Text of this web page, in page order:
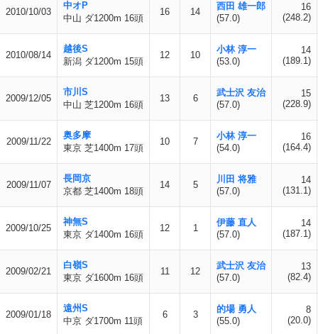
2010/10/03
中オP
中山 ダ1200m 16頭
16 14
西田 雄一郎
(57.0)
16
(248.2)
2010/08/14
越後S
新潟 ダ1200m 15頭
12 10
小林 淳一
(53.0)
14
(189.1)
2009/12/05
市川S
中山 芝1200m 16頭
13 6
武士沢 友治
(57.0)
15
(228.9)
2009/11/22
奥多摩
東京 芝1400m 17頭
10 7
小林 淳一
(54.0)
16
(164.4)
2009/11/07
長岡京
京都 芝1400m 18頭
14 5
川田 将雅
(57.0)
14
(131.1)
2009/10/25
神無S
東京 ダ1400m 16頭
12 1
伊藤 直人
(57.0)
14
(187.1)
2009/02/21
白嶺S
東京 ダ1600m 16頭
11 12
武士沢 友治
(57.0)
13
(82.4)
2009/01/18
遠州S
中京 ダ1700m 11頭
6 3
的場 勇人
(55.0)
8
(20.0)